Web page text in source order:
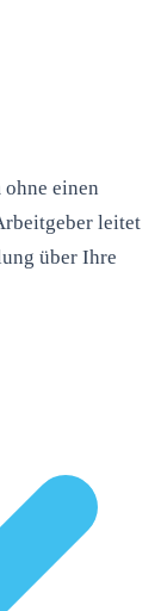
einen
leitet
über Ihre